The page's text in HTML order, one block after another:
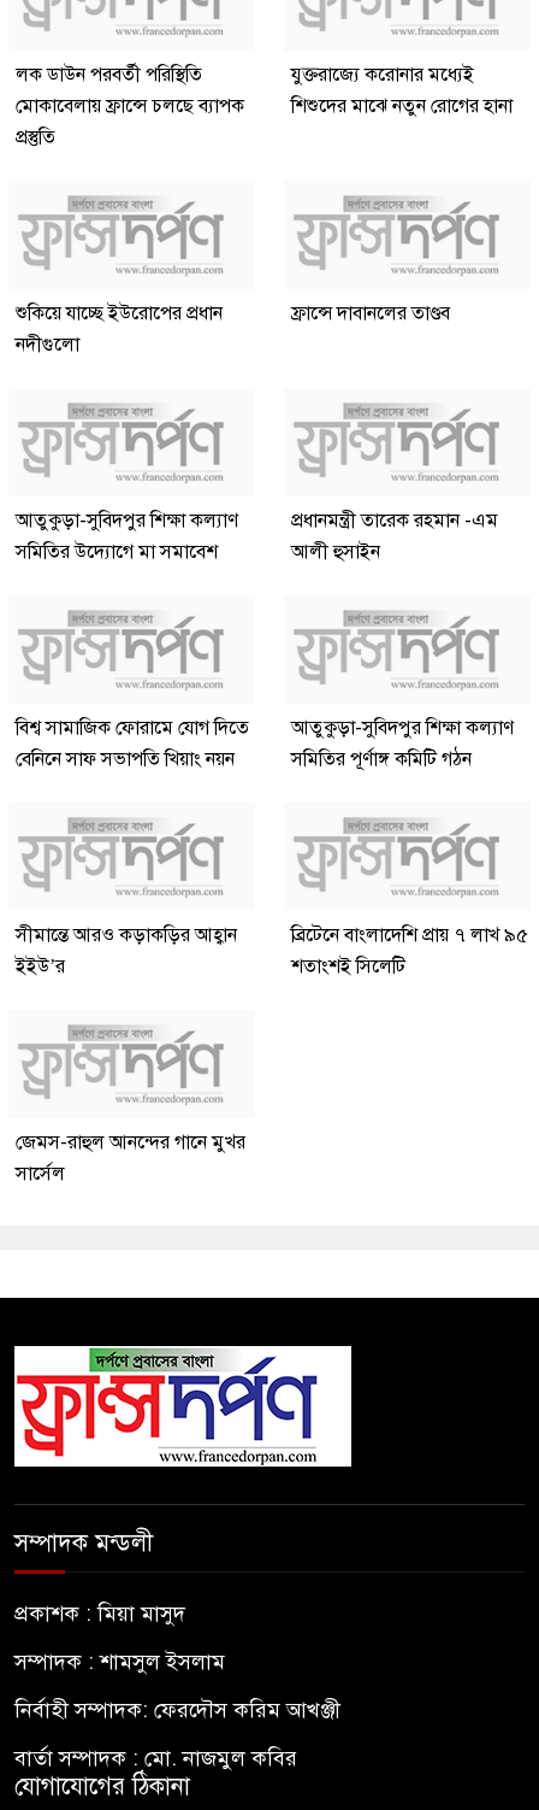
লক ডাউন পরবর্তী পরিস্থিতি
মোকাবেলায় ফ্রান্সে চলছে ব্যাপক
প্রস্তুতি
যুক্তরাজ্যে করোনার মধ্যেই
শিশুদের মাঝে নতুন রোগের হানা
শুকিয়ে যাচ্ছে ইউরোপের প্রধান
নদীগুলো
ফ্রান্সে দাবানলের তাণ্ডব
আতুকুড়া-সুবিদপুর শিক্ষা কল্যাণ
সমিতির উদ্যোগে মা সমাবেশ
প্রধানমন্ত্রী তারেক রহমান -এম
আলী হুসাইন
বিশ্ব সামাজিক ফোরামে যোগ দিতে
বেনিনে সাফ সভাপতি খিয়াং নয়ন
আতুকুড়া-সুবিদপুর শিক্ষা কল্যাণ
সমিতির পূর্ণাঙ্গ কমিটি গঠন
সীমান্তে আরও কড়াকড়ির আহ্বান
ইইউ’র
ব্রিটেনে বাংলাদেশি প্রায় ৭ লাখ ৯৫
শতাংশই সিলেটি
জেমস-রাহুল আনন্দের গানে মুখর
সার্সেল
সম্পাদক মন্ডলী
প্রকাশক : মিয়া মাসুদ
সম্পাদক : শামসুল ইসলাম
নির্বাহী সম্পাদক: ফেরদৌস করিম আখঞ্জী
বার্তা সম্পাদক : মো. নাজমুল কবির
যোগাযোগের ঠিকানা